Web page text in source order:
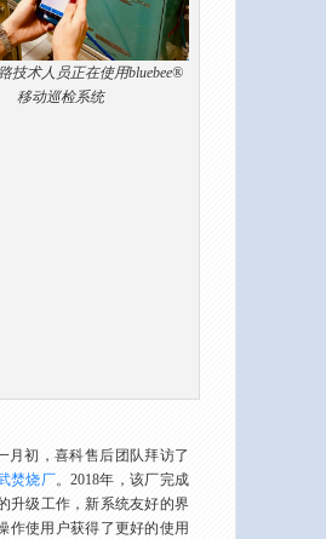
技术人员正在使用bluebee®
移动巡检系统
初，喜科售后团队拜访了
焚烧厂。2018年，该厂完成
升级工作，新系统友好的界
作使用户获得了更好的使用